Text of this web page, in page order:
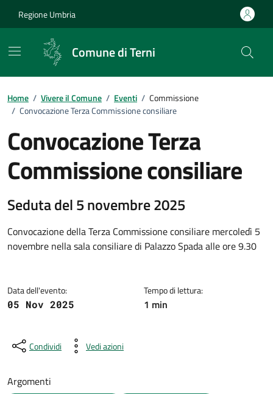
Regione Umbria
Comune di Terni
Home / Vivere il Comune / Eventi / Commissione
/ Convocazione Terza Commissione consiliare
Convocazione Terza
Commissione consiliare
Seduta del 5 novembre 2025
Dettagli dell'evento
Convocazione della Terza Commissione consiliare mercoledì 5
novembre nella sala consiliare di Palazzo Spada alle ore 9.30
Data dell'evento:
05 Nov 2025
Tempo di lettura:
1 min
Condividi Vedi azioni
Argomenti